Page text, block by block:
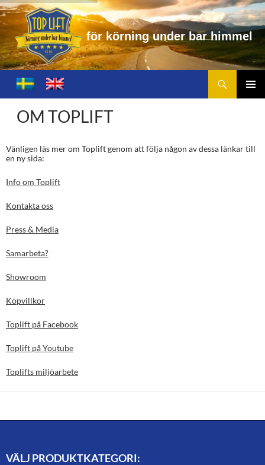
för körning under bar himme
Toplift.se – för körning under bar himmel
HOPPA
TILL
INNEHÅLL
OM TOPLIFT
Vänligen läs mer om Toplift genom att följa någon av dessa länkar till
en ny sida:
Info om Toplift
Kontakta oss
Press & Media
Samarbeta?
Showroom
Köpvillkor
Toplift på Facebook
Toplift på Youtube
Toplifts miljöarbete
VÄLJ PRODUKTKATEGORI: